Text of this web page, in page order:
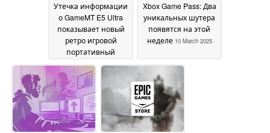
Утечка информации
о GameMT E5 Ultra
показывает новый
ретро игровой
портативный
компьютер с
приземистым форм-
фактором11 March 2025
Xbox Game Pass: Два
уникальных шутера
появятся на этой
неделе 10 March 2025